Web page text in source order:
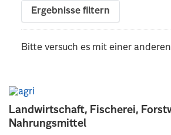
Landwirtschaft, Fischerei,
Nahrungsmittel
Ergebnisse filtern
Bitte versuch es mit einer